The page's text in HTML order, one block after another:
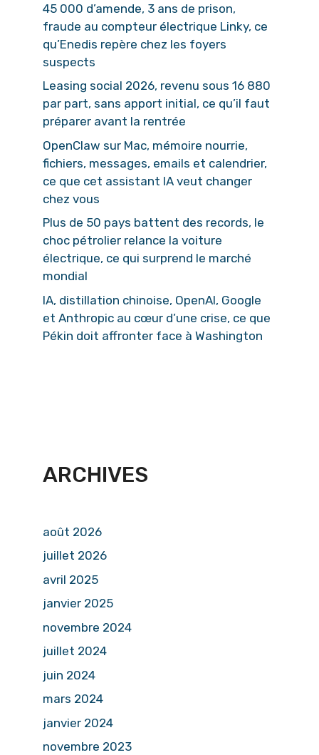
45 000 d’amende, 3 ans de prison,
fraude au compteur électrique Linky, ce
qu’Enedis repère chez les foyers
suspects
Leasing social 2026, revenu sous 16 880
par part, sans apport initial, ce qu’il faut
préparer avant la rentrée
OpenClaw sur Mac, mémoire nourrie,
fichiers, messages, emails et calendrier,
ce que cet assistant IA veut changer
chez vous
Plus de 50 pays battent des records, le
choc pétrolier relance la voiture
électrique, ce qui surprend le marché
mondial
IA, distillation chinoise, OpenAI, Google
et Anthropic au cœur d’une crise, ce que
Pékin doit affronter face à Washington
ARCHIVES
août 2026
juillet 2026
avril 2025
janvier 2025
novembre 2024
juillet 2024
juin 2024
mars 2024
janvier 2024
novembre 2023